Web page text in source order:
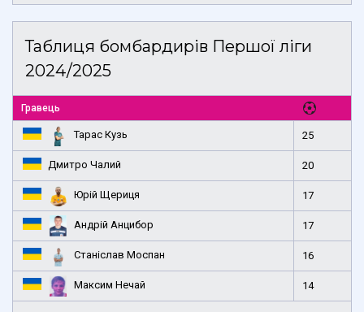
Таблиця бомбардирів Першої ліги
2024/2025
Гравець
Тарас Кузь 25
Дмитро Чалий 20
Юрій Щериця 17
Андрій Анцибор 17
Станіслав Моспан 16
Максим Нечай 14